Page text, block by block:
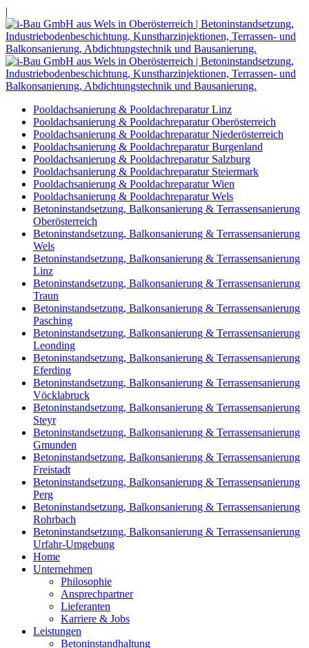
|
Pooldachsanierung & Pooldachreparatur Linz
Pooldachsanierung & Pooldachreparatur Oberösterreich
Pooldachsanierung & Pooldachreparatur Niederösterreich
Pooldachsanierung & Pooldachreparatur Burgenland
Pooldachsanierung & Pooldachreparatur Salzburg
Pooldachsanierung & Pooldachreparatur Steiermark
Pooldachsanierung & Pooldachreparatur Wien
Pooldachsanierung & Pooldachreparatur Wels
Betoninstandsetzung, Balkonsanierung & Terrassensanierung
Oberösterreich
Betoninstandsetzung, Balkonsanierung & Terrassensanierung
Wels
Betoninstandsetzung, Balkonsanierung & Terrassensanierung
Linz
Betoninstandsetzung, Balkonsanierung & Terrassensanierung
Traun
Betoninstandsetzung, Balkonsanierung & Terrassensanierung
Pasching
Betoninstandsetzung, Balkonsanierung & Terrassensanierung
Leonding
Betoninstandsetzung, Balkonsanierung & Terrassensanierung
Eferding
Betoninstandsetzung, Balkonsanierung & Terrassensanierung
Vöcklabruck
Betoninstandsetzung, Balkonsanierung & Terrassensanierung
Steyr
Betoninstandsetzung, Balkonsanierung & Terrassensanierung
Gmunden
Betoninstandsetzung, Balkonsanierung & Terrassensanierung
Freistadt
Betoninstandsetzung, Balkonsanierung & Terrassensanierung
Perg
Betoninstandsetzung, Balkonsanierung & Terrassensanierung
Rohrbach
Betoninstandsetzung, Balkonsanierung & Terrassensanierung
Urfahr-Umgebung
Home
Unternehmen
Philosophie
Ansprechpartner
Lieferanten
Karriere & Jobs
Leistungen
Betoninstandhaltung